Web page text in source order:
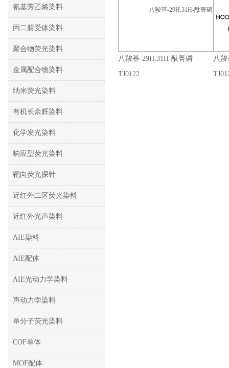
氰基芳乙烯染料
丙二腈受体染料
聚合物荧光染料
金属配合物染料
纳米荧光染料
有机长余辉染料
化学发光染料
响应型荧光染料
靶向荧光探针
近红外二区荧光染料
近红外光声染料
AIE染料
AIE配体
AIE光动力学染料
声动力学染料
单分子荧光染料
COF单体
MOF配体
八羧基-29H,31H-酞菁磷
TJ0122
八